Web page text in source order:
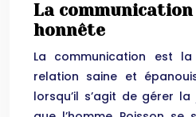
La
honnête
La communication est
relation saine et
lorsqu’il s’agit de gérer